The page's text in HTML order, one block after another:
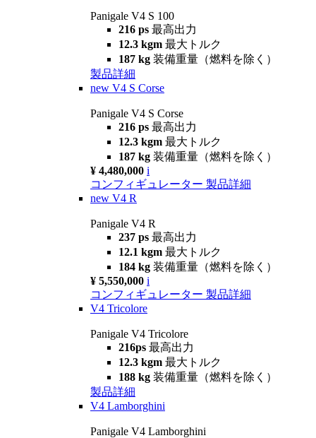
Panigale V4 S 100
216 ps 最高出力
12.3 kgm 最大トルク
187 kg 装備重量（燃料を除く）
製品詳細
new V4 S Corse
Panigale V4 S Corse
216 ps 最高出力
12.3 kgm 最大トルク
187 kg 装備重量（燃料を除く）
¥ 4,480,000 i
コンフィギュレーター 製品詳細
new V4 R
Panigale V4 R
237 ps 最高出力
12.1 kgm 最大トルク
184 kg 装備重量（燃料を除く）
¥ 5,550,000 i
コンフィギュレーター 製品詳細
V4 Tricolore
Panigale V4 Tricolore
216ps 最高出力
12.3 kgm 最大トルク
188 kg 装備重量（燃料を除く）
製品詳細
V4 Lamborghini
Panigale V4 Lamborghini